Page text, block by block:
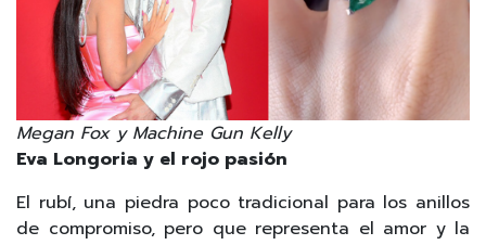
Megan Fox y Machine Gun Kelly
Eva Longoria y el rojo pasión
El rubí, una piedra poco tradicional para los anillos
de compromiso, pero que representa el amor y la